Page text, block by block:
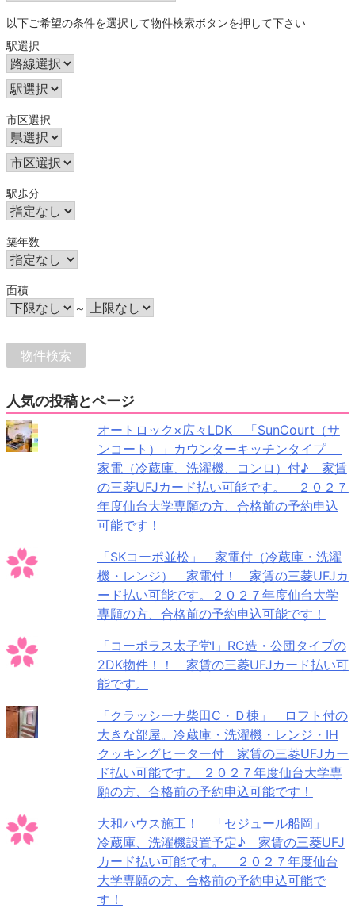
以下ご希望の条件を選択して物件検索ボタンを押して下さい
駅選択
市区選択
駅歩分
築年数
面積
～
人気の投稿とページ
オートロック×広々LDK 「SunCourt（サ
ンコート）」カウンターキッチンタイプ
家電（冷蔵庫、洗濯機、コンロ）付♪ 家賃
の三菱UFJカード払い可能です。 ２０２７
年度仙台大学専願の方、合格前の予約申込
可能です！
「SKコーポ並松」 家電付（冷蔵庫・洗濯
機・レンジ） 家電付！ 家賃の三菱UFJカ
ード払い可能です。２０２７年度仙台大学
専願の方、合格前の予約申込可能です！
「コーポラス太子堂Ⅰ」RC造・公団タイプの
2DK物件！！ 家賃の三菱UFJカード払い可
能です。
「クラッシーナ柴田C・Ｄ棟」 ロフト付の
大きな部屋。冷蔵庫・洗濯機・レンジ・IH
クッキングヒーター付 家賃の三菱UFJカー
ド払い可能です。 ２０２７年度仙台大学専
願の方、合格前の予約申込可能です！
大和ハウス施工！ 「セジュール船岡」
冷蔵庫、洗濯機設置予定♪ 家賃の三菱UFJ
カード払い可能です。 ２０２７年度仙台
大学専願の方、合格前の予約申込可能で
す！